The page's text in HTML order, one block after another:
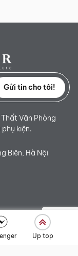
Gửi tin cho tôi!
Văn Phòng
kiện.
Biên, Hà Nội
Phú, phường An
Up top